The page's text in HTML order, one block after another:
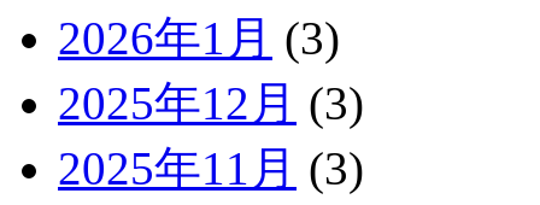
2026年1月 (3)
2025年12月 (3)
2025年11月 (3)